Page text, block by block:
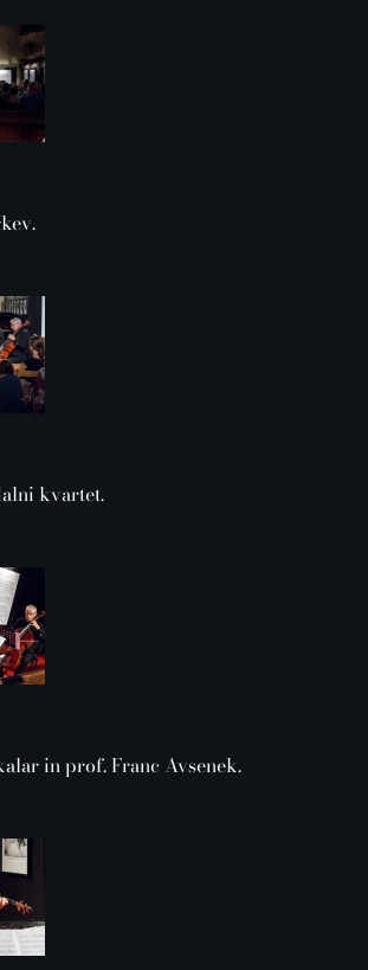
kvartet.
in prof. Franc Avsenek.